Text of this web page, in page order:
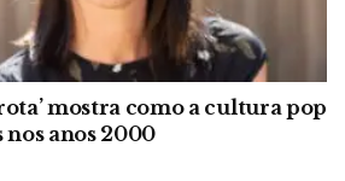
mostra como a cultura pop
anos 2000